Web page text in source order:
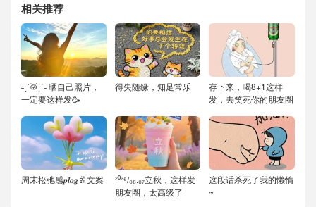
相关推荐
˗ˏˋ🥁ˎˊ˗ 晒自己照片，
一定要这样发🥳
得失随缘，知足常乐
存下来，喝8+1这样
发，去笑死你的朋友圈
周末松弛感𝒑𝒍𝒐𝒈🥂文案
²⁰²⁶/₀₈.₀₇立秋，这样发
朋友圈，太高级了
这段话杀死了我的懒惰
~